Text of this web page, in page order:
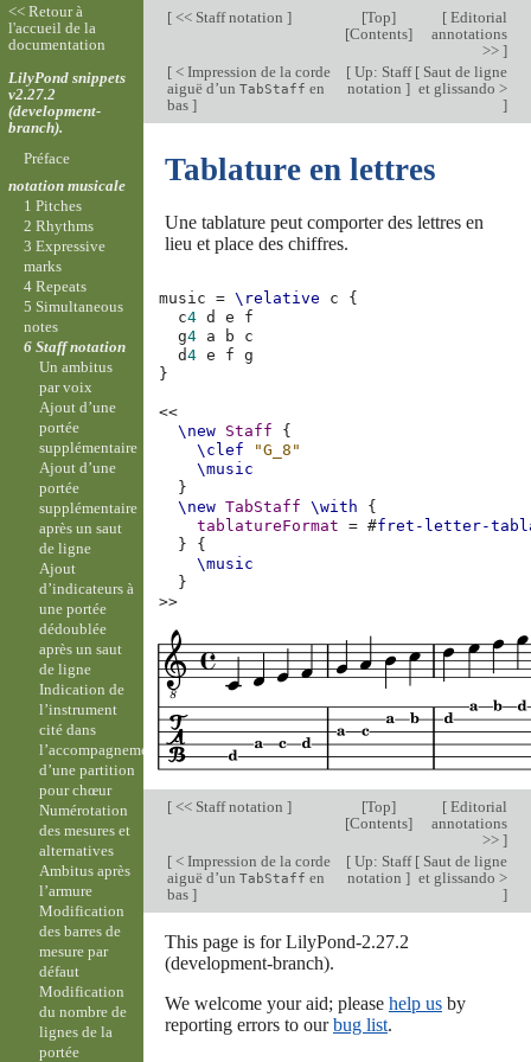
[<< Staff notation ] [Top]
[Contents]
[Editorial
annotations
>> ]
[< Impression de la corde
aiguë d’un TabStaff en
bas ]
[Up: Staff
notation ]
[Saut de ligne
et glissando >
]
Tablature en lettres
Une tablature peut comporter des lettres en
lieu et place des chiffres.
music = \relative c
{
c4 d e
f
g4 a b
c
d4 e f
g
}
<<
\new Staff
{
\clef
"G_8"
\music
}
\new TabStaff \with
{
tablatureFormat
= #fret-letter-
}
{
\music
}
>>
[<< Staff notation ] [Top]
[Contents]
[Editorial
annotations
>> ]
[< Impression de la corde
aiguë d’un TabStaff en
bas ]
[Up: Staff
notation ]
[Saut de ligne
et glissando >
]
This page is for LilyPond-2.27.2
(development-branch).
We welcome your aid; please help usby
reporting errors to ourbug list.
<< Retour à
l'accueil de la
documentation
LilyPond snippets
v2.27.2
(development-
branch).
Préface
notation musicale
1 Pitches
2 Rhythms
3 Expressive
marks
4 Repeats
5 Simultaneous
notes
6 Staff notation
Un ambitus
par voix
Ajout d’une
portée
supplémentaire
Ajout d’une
portée
supplémentaire
après un saut
de ligne
Ajout
d’indicateurs à
une portée
dédoublée
après un saut
de ligne
Indication de
l’instrument
cité dans
l’accompagnement
d’une partition
pour chœur
Numérotation
des mesures et
alternatives
Ambitus après
l’armure
Modification
des barres de
mesure par
défaut
Modification
du nombre de
lignes de la
portée